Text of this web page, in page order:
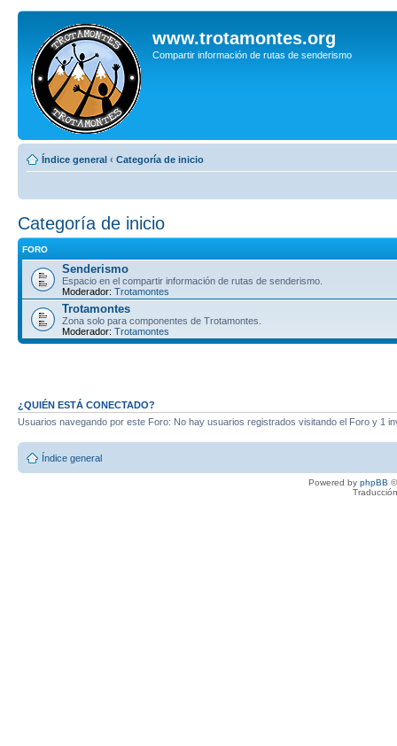
www.trotamontes.org
Compartir información de rutas de senderismo
Índice general ‹ Categoría de inicio
Categoría de inicio
FORO
Senderismo
Espacio en el compartir información de rutas de senderismo.
Moderador: Trotamontes
Trotamontes
Zona solo para componentes de Trotamontes.
Moderador: Trotamontes
¿QUIÉN ESTÁ CONECTADO?
Usuarios navegando por este Foro: No hay usuarios registrados visitando el Foro y 1
Índice general
Powered by phpBB